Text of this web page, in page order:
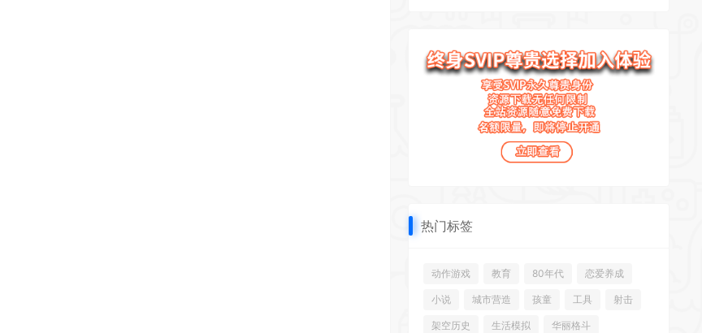
热门标签
动作游戏 教育 80年代 恋爱养成
小说 城市营造 孩童 工具 射击
架空历史 生活模拟 华丽格斗